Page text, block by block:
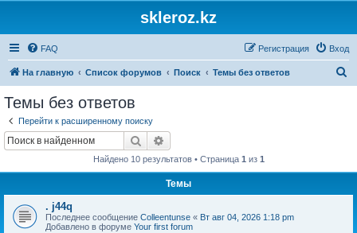
skleroz.kz
FAQ Вход
Регистрация
На главную Список форумов Поиск Темы без ответов
Темы без ответов
Перейти к расширенному поиску
Поиск
Найдено 10 результатов • Страница 1 из 1
Темы
. j44q
Последнее сообщение Colleentunse « Вт авг 04, 2026 1:18 pm
Добавлено в форуме Your first forum